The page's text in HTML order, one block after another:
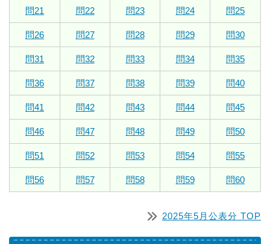
問21 問22 問23 問24 問25
問26 問27 問28 問29 問30
問31 問32 問33 問34 問35
問36 問37 問38 問39 問40
問41 問42 問43 問44 問45
問46 問47 問48 問49 問50
問51 問52 問53 問54 問55
問56 問57 問58 問59 問60
2025年5月公表分 TOP